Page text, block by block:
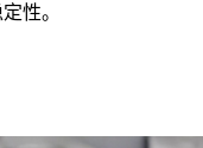
性。